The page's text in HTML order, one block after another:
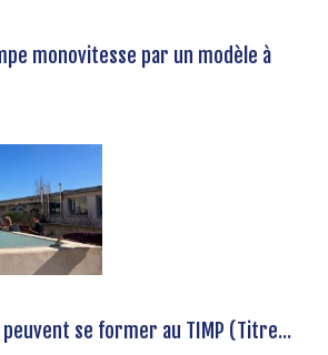
monovitesse par un modèle à
se former au TIMP (Titre...